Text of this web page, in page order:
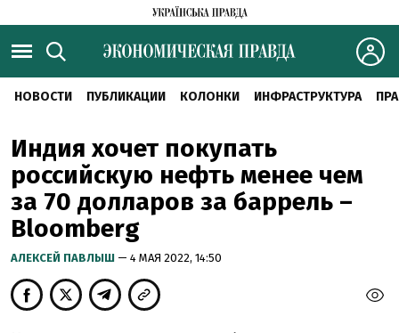
НОВОСТИ ПУБЛИКАЦИИ КОЛОНКИ ИНФРАСТРУКТУРА
Индия хочет покупать
российскую нефть менее чем
за 70 долларов за баррель –
Bloomberg
АЛЕКСЕЙ ПАВЛЫШ — 4 МАЯ 2022, 14:50